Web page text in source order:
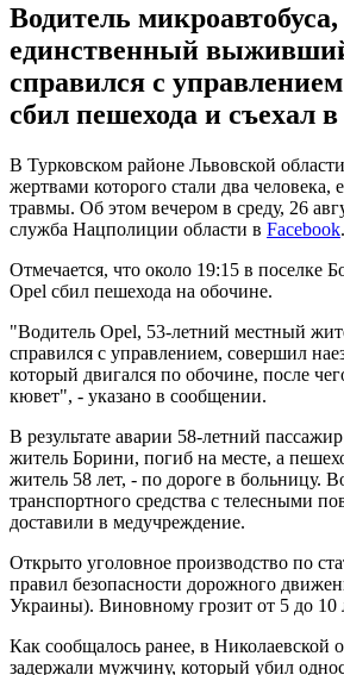
Водитель микроавтобуса,
единственный
справился с
сбил пешехода и съехал
В Турковском районе Львовской
жертвами которого стали два
травмы. Об этом вечером в среду, 26
служба Нацполиции области в Facebook.
Отмечается, что около 19:15 в поселке
Opel сбил пешехода на обочине.
"Водитель Opel, 53-летний местный
справился с управлением, совершил
который двигался по обочине, после
кювет", - указано в сообщении.
В результате аварии 58-летний
житель Борини, погиб на месте, а
житель 58 лет, - по дороге в больницу.
транспортного средства с телесными
доставили в медучреждение.
Открыто уголовное производство по
правил безопасности дорожного
Украины). Виновному грозит от 5 до 10
Как сообщалось ранее, в Николаевской
задержали мужчину, который убил